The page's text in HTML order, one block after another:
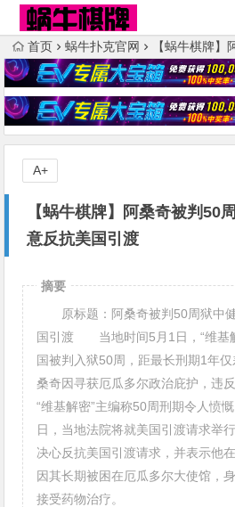
首页 蜗牛扑克官网 【蜗牛棋牌】阿桑奇
【蜗牛棋牌】阿桑奇被判50
意反抗美国引渡
A+
摘要
原标题：阿桑奇被判50周狱中
国引渡 当地时间5月1日，“维基
国被判入狱50周，距最长刑期1年
桑奇因寻获厄瓜多尔政治庇护，违
“维基解密”主编称50周刑期令人愤
日，当地法院将就美国引渡请求举
决心反抗美国引渡请求，并表示他
因其长期被困在厄瓜多尔大使馆，
接受药物治疗。